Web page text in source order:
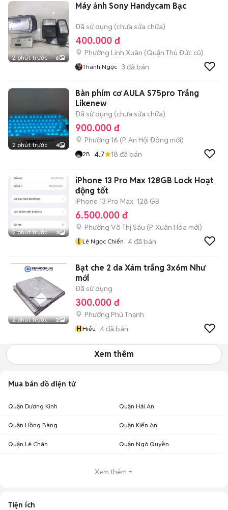
2 phút trước 6
Máy ảnh Sony Handycam Bạc
Đã sử dụng (chưa sửa chữa)
400.000 đ
Phường Linh Xuân (Quận Thủ Đức cũ)
Thanh Ngọc 3 đã bán
2 phút trước 4
Bàn phím cơ AULA S75pro Trắng
Likenew
Đã sử dụng (chưa sửa chữa)
900.000 đ
Phường 16 (P. An Hội Đông mới)
2B 4.7 18 đã bán
2 phút trước 3
iPhone 13 Pro Max 128GB Lock Hoạt
động tốt
iPhone 13 Pro Max 128 GB
6.500.000 đ
Phường Võ Thị Sáu (P. Xuân Hòa mới)
l Lê Ngọc Chiến 4đã bán
2 phút trước 2
Bạt che 2 da Xám trắng 3x6m Như
mới
Đã sử dụng
300.000 đ
Phường Phú Thạnh
HHiếu 4đã bán
Xem thêm
Mua bán đồ điện tử
Quận Dương Kinh Quận Hải An
Quận Hồng Bàng Quận Kiến An
Quận Lê Chân Quận Ngô Quyền
Xem thêm
Tiện ích